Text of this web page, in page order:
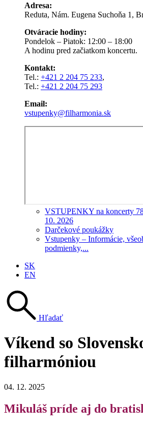
Adresa:
Reduta, Nám. Eugena Suchoňa 1,
Otváracie hodiny:
Pondelok – Piatok: 12:00 – 18:00
A hodinu pred začiatkom koncertu.
Kontakt:
Tel.: +421 2 204 75 233,
Tel.: +421 2 204 75 293
Email:
vstupenky@filharmonia.sk
VSTUPENKY na koncerty
10. 2026
Darčekové poukážky
Vstupenky – Informácie,
podmienky,...
SK
EN
Hľadať
Víkend so
filharmóniou
04. 12. 2025
Mikuláš príde aj do